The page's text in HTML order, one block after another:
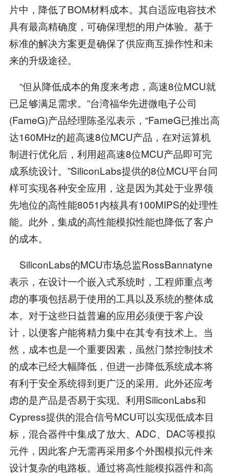
片中，降低了BOM材料成本。其自适应电容技术
具有最高精确度，可确保理想的用户体验。基于
标准的解决方案更是确保了供应商互操作性和未
来的升级途径。
“但从降低成本的角度来考虑，高速8位MCU就
已足够满足需求。”台湾福华先进微电子公司
(FameG)产品经理陈圣泓表示，“FameG已推出高
达160MHz的超高速8位MCU产品，在对运算机
制进行优化后，利用超高速8位MCU产品即可完
成系统设计。”SiliconLabs提供的8位MCU平台同
样可实现各种安全应用，这是因为其处于业界领
先地位的高性能8051内核具有100MIPS的处理性
能。此外，集成的高性能模拟性能也降低了客户
的成本。
SiliconLabs的MCU市场总监RossBannatyne
表示，在设计一个嵌入式系统时，工程师重点考
虑的事项包括易于使用的工具以及系统的整体成
本。对于这些日益普遍的应用必须便于客户设
计，以便客户能将精力集中在其专有技术上。当
然，成本也是一个重要因素，虽然门禁控制技术
的成本已经大幅降低，但进一步降低系统成本将
有利于安全系统得到更广泛的采用。此外还应考
虑的是产品是否易于实现。利用SiliconLabs和
Cypress提供的混合信号MCU可以实现低成本目
标，混合器件中集成了放大、ADC、DAC等模拟
元件，因此客户无需再采用多个外围模拟元件来
设计复杂的电路板。通过将高性能模拟器件和高